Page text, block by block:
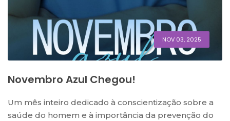
NOV 03, 2025
Novembro Azul Chegou!
Um mês inteiro dedicado à conscientização sobre a
saúde do homem e à importância da prevenção do